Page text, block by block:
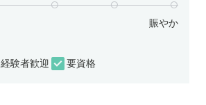
賑やか
経験者歓迎 要資格